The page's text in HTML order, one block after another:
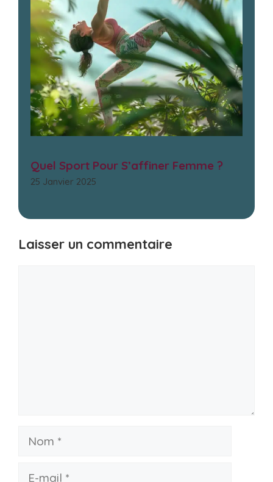
Quel Sport Pour S’affiner Femme ?
25 Janvier 2025
Laisser un commentaire
Nom